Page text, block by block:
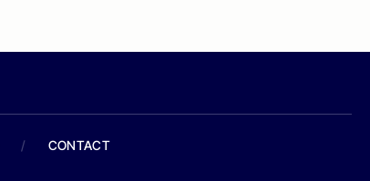
/ CONTACT